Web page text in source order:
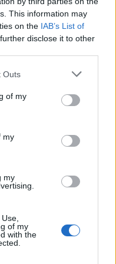
This information may
on the IAB’s List of
disclose it to other
Outs
of my
my
my
of my
with the
Remix ft.